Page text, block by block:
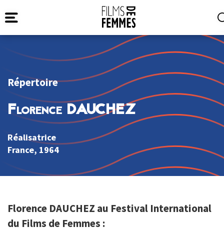
Répertoire
Florence DAUCHEZ
Réalisatrice
France, 1964
Florence DAUCHEZ au Festival International
du Films de Femmes :